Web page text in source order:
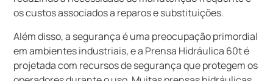
os custos associados a reparos e substituições.
Além disso, a segurança é uma preocupação primordial
em ambientes industriais, e a Prensa Hidráulica 60t é
projetada com recursos de segurança que protegem os